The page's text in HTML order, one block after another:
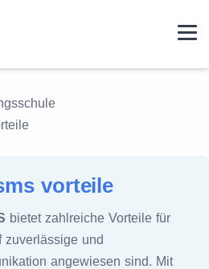
vorteile
bietet zahlreiche Vorteile für
zuverlässige und
angewiesen sind. Mit